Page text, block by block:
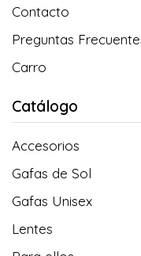
Contacto
Preguntas
Carro
Catálogo
Accesorios
Gafas de Sol
Gafas Unisex
Lentes